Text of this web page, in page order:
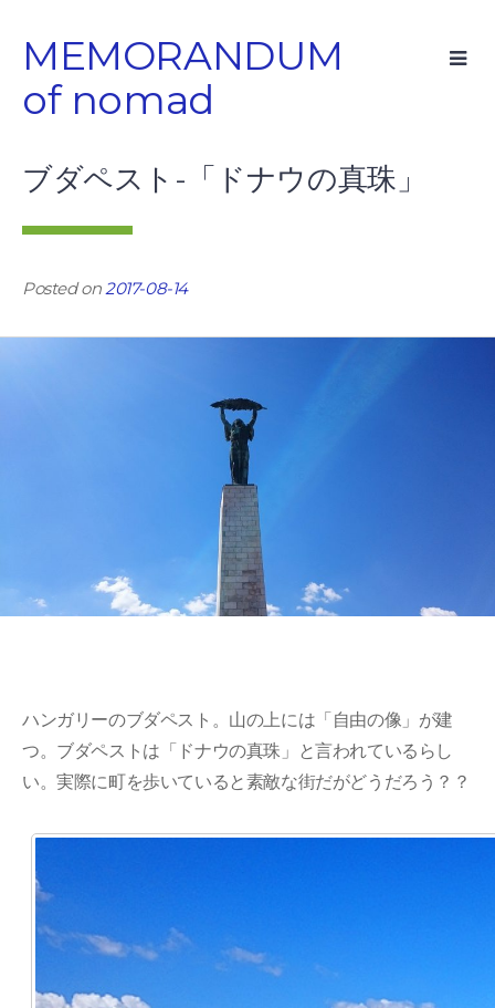
content
MEMORANDUM
of nomad
ブダペスト-「ドナウの真珠」
Posted on2017-08-14
ハンガリーのブダペスト。山の上には「自由の像」が建
つ。ブダペストは「ドナウの真珠」と言われているらし
い。実際に町を歩いていると素敵な街だがどうだろう？？